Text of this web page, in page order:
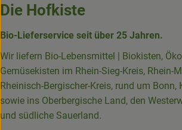
Die Hofkiste
Bio-Lieferservice seit über 25 Jahren.
Wir liefern Bio-Lebensmittel | Biokisten,
Gemüsekisten im Rhein-Sieg-Kreis, Rhein-
Rheinisch-Bergischer-Kreis, rund um Bonn,
sowie ins Oberbergische Land, den
und südliche Sauerland.